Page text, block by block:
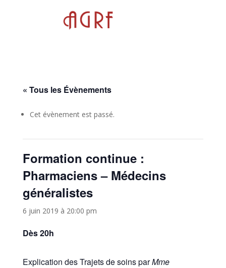
« Tous les Évènements
Cet évènement est passé.
Formation continue :
Pharmaciens – Médecins
généralistes
6 juin 2019 à 20:00 pm
Dès 20h
Explication des Trajets de soins parMme